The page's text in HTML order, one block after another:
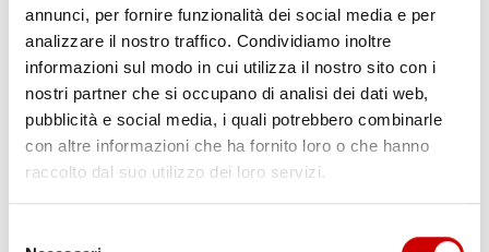
annunci, per fornire funzionalità dei social media e per
analizzare il nostro traffico. Condividiamo inoltre
informazioni sul modo in cui utilizza il nostro sito con i
nostri partner che si occupano di analisi dei dati web,
pubblicità e social media, i quali potrebbero combinarle
con altre informazioni che ha fornito loro o che hanno
raccolto dal suo utilizzo dei loro servizi.
POZZUOLI: VIA A CANTIERE HUB DI VIA ARTIACO